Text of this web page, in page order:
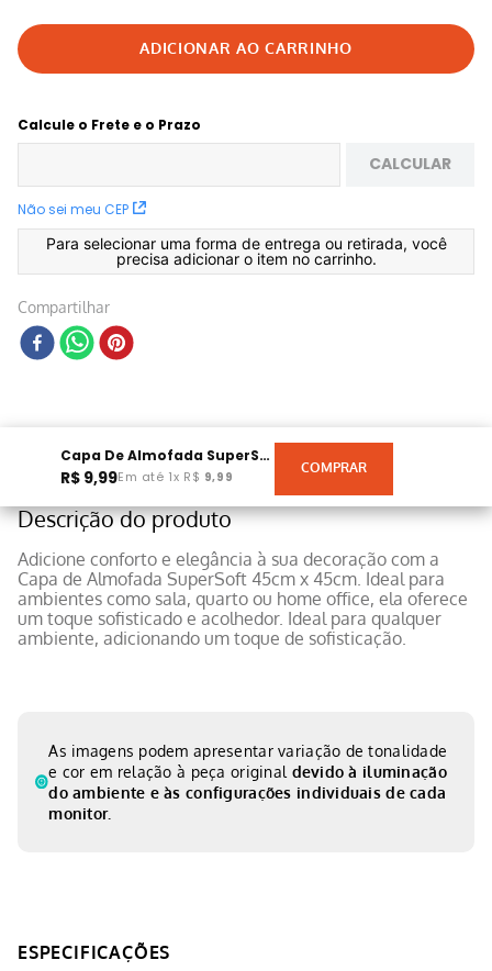
Calcule o Frete e o Prazo
Não sei meu CEP
CALCULAR
Para selecionar uma forma de entrega ou retirada, você
precisa adicionar o item no carrinho.
Compartilhar
Capa De Almofada SuperSoft 45cmx45cm Branco Off White E Azul
R$ 9,99Em até 1x R$ 9,99
Descrição do produto
Adicione conforto e elegância à sua decoração com a
Capa de Almofada SuperSoft 45cm x 45cm. Ideal para
ambientes como sala, quarto ou home office, ela oferece
um toque sofisticado e acolhedor. Ideal para qualquer
ambiente, adicionando um toque de sofisticação.
As imagens podem apresentar variação de tonalidade
e cor em relação à peça original devido à iluminação
do ambiente e às configurações individuais de cada
monitor.